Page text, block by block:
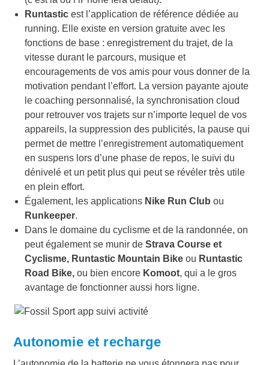
Runtastic est l’application de référence dédiée au
running. Elle existe en version gratuite avec les
fonctions de base : enregistrement du trajet, de la
vitesse durant le parcours, musique et
encouragements de vos amis pour vous donner de la
motivation pendant l’effort. La version payante ajoute
le coaching personnalisé, la synchronisation cloud
pour retrouver vos trajets sur n’importe lequel de vos
appareils, la suppression des publicités, la pause qui
permet de mettre l’enregistrement automatiquement
en suspens lors d’une phase de repos, le suivi du
dénivelé et un petit plus qui peut se révéler très utile
en plein effort.
Également, les applications Nike Run Club ou
Runkeeper.
Dans le domaine du cyclisme et de la randonnée, on
peut également se munir deStrava Course et
Cyclisme, Runtastic Mountain Bike ou Runtastic
Road Bike,ou bien encore Komoot, qui a le gros
avantage de fonctionner aussi hors ligne.
Autonomie et recharge